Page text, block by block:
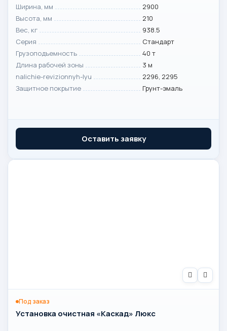
Ширина, мм
2900
Высота, мм
210
Вес, кг
938.5
Серия
Стандарт
Грузоподъемность
40 т
Длина рабочей зоны
3 м
nalichie-revizionnyh-lyu
2296, 2295
Защитное покрытие
Грунт-эмаль
Оставить заявку
Под заказ
Установка очистная «Каскад» Люкс